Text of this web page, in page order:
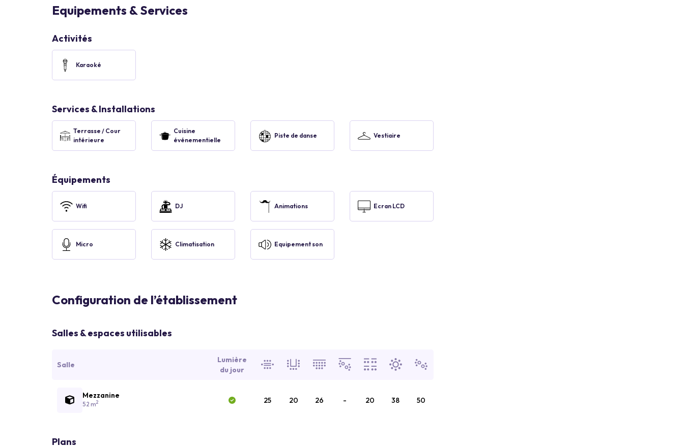
Equipements & Services
Activités
Karaoké
Services & Installations
Terrasse / Cour
intérieure
Cuisine
événementielle
Piste de danse Vestiaire
Équipements
Wifi DJ Animations Ecran LCD
Micro Climatisation Equipement son
Configuration de l’établissement
Salles & espaces utilisables
Salle
Lumière
du jour
Mezzanine
52 m2 25 20 26 - 20 38 50
Plans